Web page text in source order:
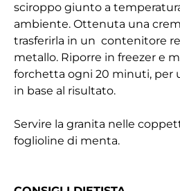
sciroppo giunto a
ambiente. Ottenuta una
trasferirla in un contenitore
metallo. Riporre in freezer e
forchetta ogni 20 minuti, per
in base al risultato.
Servire la granita nelle
foglioline di menta.